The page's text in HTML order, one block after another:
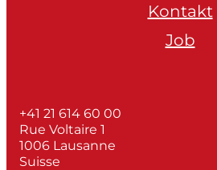
Kontakt
Job
+41 21 614 60 00
Rue Voltaire 1
1006 Lausanne
Suisse